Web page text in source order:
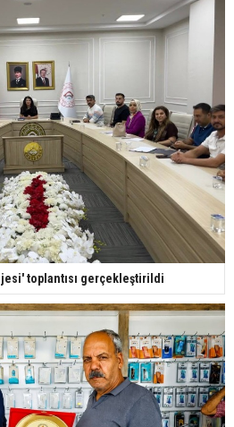
toplantısı gerçekleştirildi